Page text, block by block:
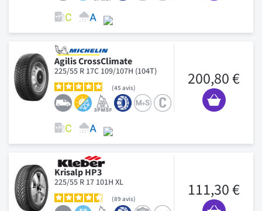
Agilis CrossClimate
225/55 R 17C 109/107H (104T)
45 avis 200,80 €
Krisalp HP3
225/55 R 17 101H XL
89 avis 111,30 €